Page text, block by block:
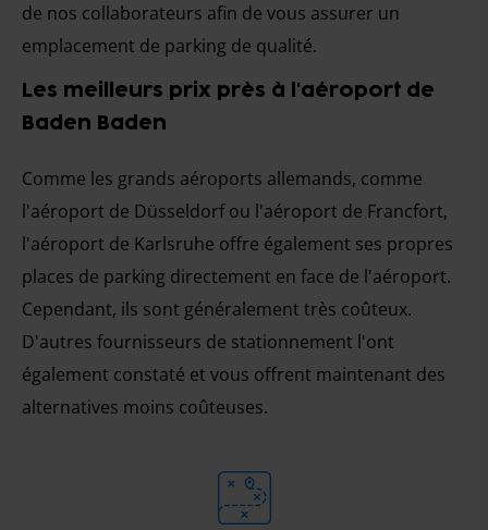
de nos collaborateurs afin de vous assurer un
emplacement de parking de qualité.
Les meilleurs prix près à l'aéroport de
Baden Baden
Comme les grands aéroports allemands, comme
l'aéroport de Düsseldorf ou l'aéroport de Francfort,
l'aéroport de Karlsruhe offre également ses propres
places de parking directement en face de l'aéroport.
Cependant, ils sont généralement très coûteux.
D'autres fournisseurs de stationnement l'ont
également constaté et vous offrent maintenant des
alternatives moins coûteuses.